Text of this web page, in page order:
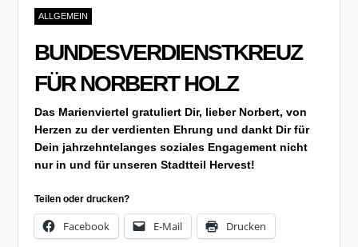
ALLGEMEIN
BUNDESVERDIENSTKREUZ
FÜR NORBERT HOLZ
Das Marienviertel gratuliert Dir, lieber Norbert, von
Herzen zu der verdienten Ehrung und dankt Dir für
Dein jahrzehntelanges soziales Engagement nicht
nur in und für unseren Stadtteil Hervest!
Teilen oder drucken?
Facebook E-Mail Drucken